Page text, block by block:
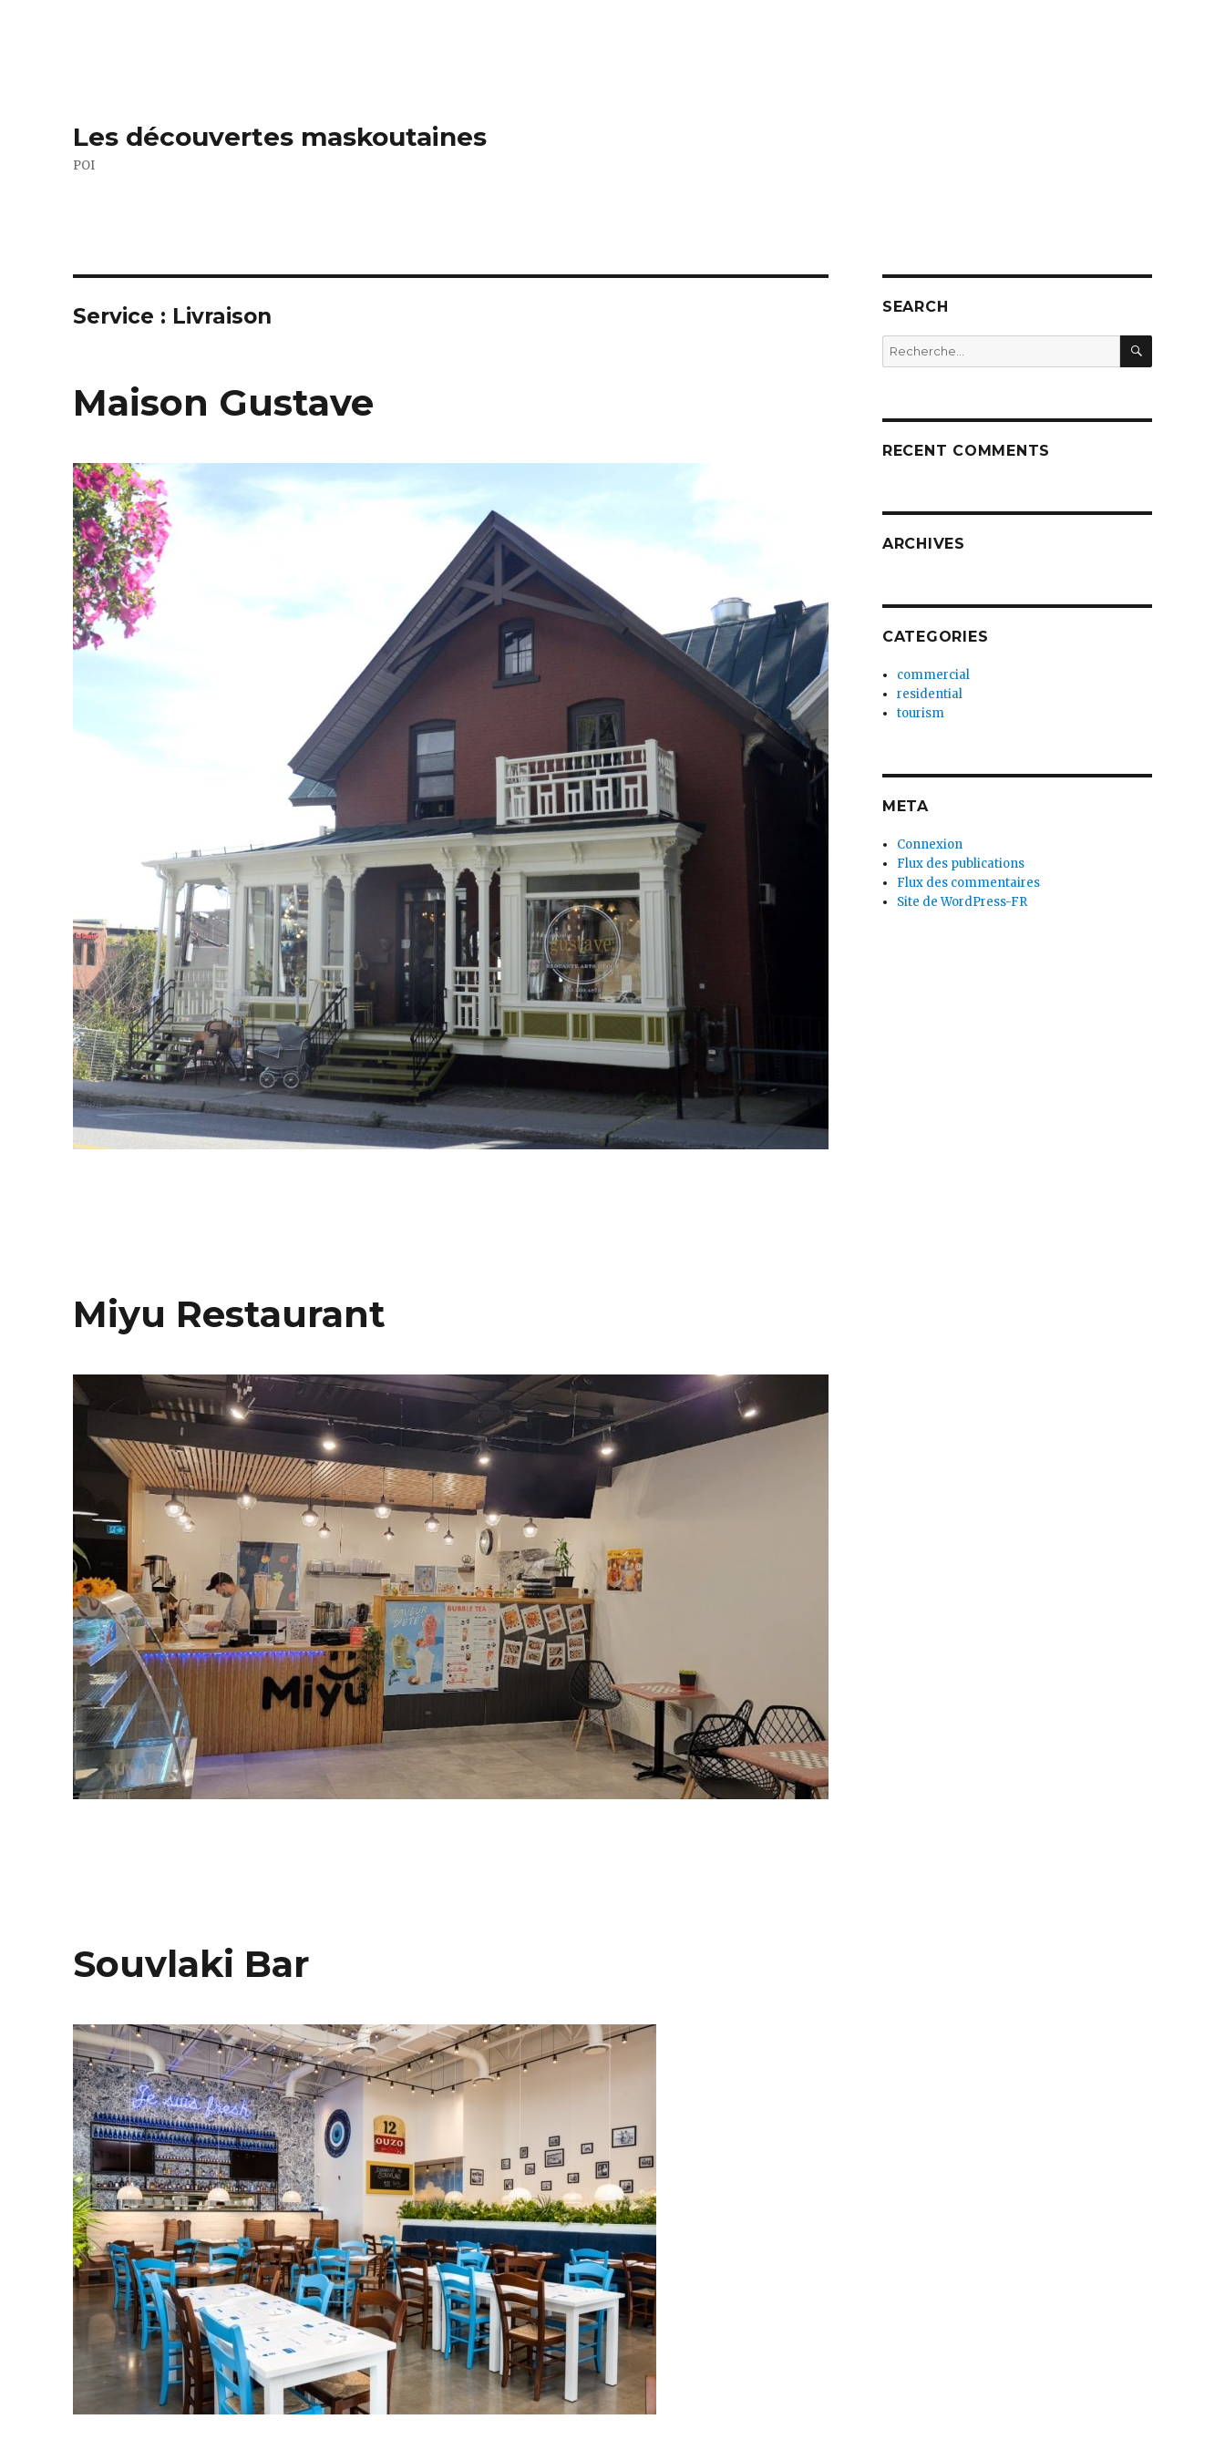
Les découvertes maskoutaines
POI
Service : Livraison
Maison Gustave
Miyu Restaurant
Souvlaki Bar
SEARCH
Recherche
pour
RECENT COMMENTS
ARCHIVES
CATEGORIES
commercial
residential
tourism
META
Connexion
Flux des publications
Flux des commentaires
Site de WordPress-FR